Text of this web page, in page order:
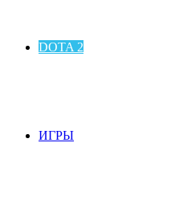
DOTA 2
ИГРЫ